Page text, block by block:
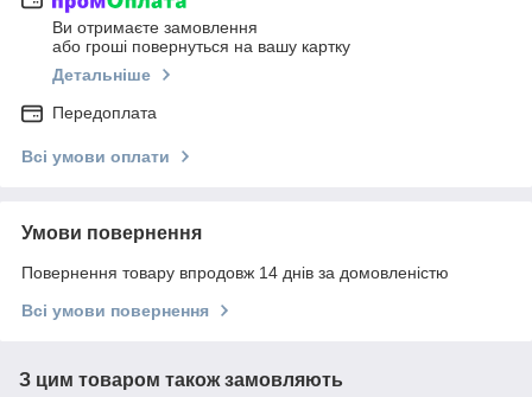
Ви отримаєте замовлення
або гроші повернуться на вашу картку
Детальніше
Передоплата
Всі умови оплати
Умови повернення
Повернення товару впродовж 14 днів за домовленістю
Всі умови повернення
З цим товаром також замовляють